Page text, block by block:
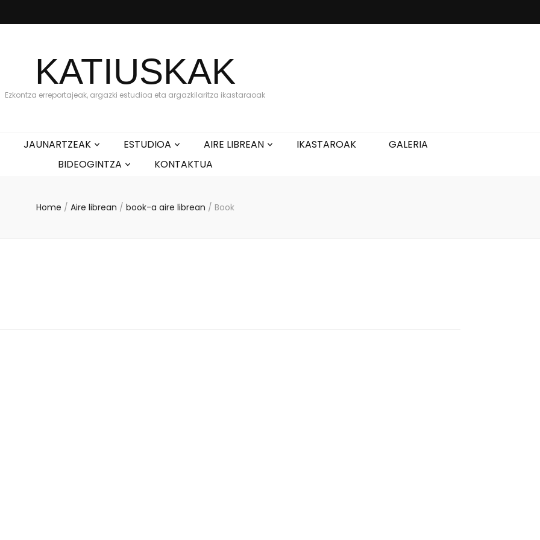
KATIUSKAK
Ezkontza erreportajeak, argazki estudioa eta argazkilaritza ikastaraoak
JAUNARTZEAK ESTUDIOA AIRE LIBREAN IKASTAROAK
GALERIA
BIDEOGINTZA
KONTAKTUA
Home / Aire librean / book-a aire librean / Book